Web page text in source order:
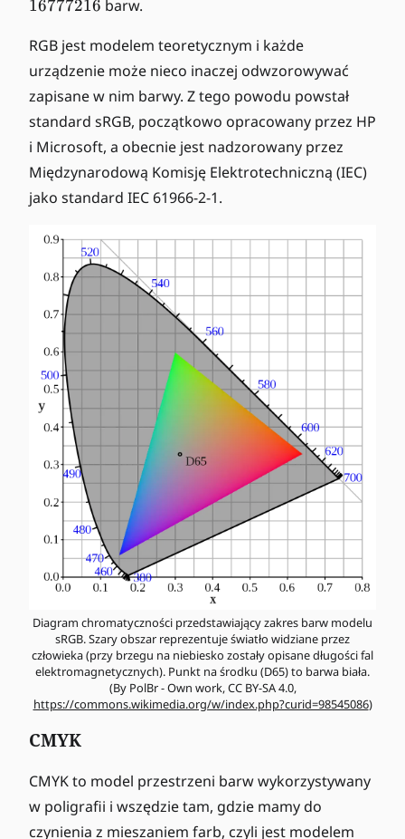
^
=
1
6
7
7
16777216 barw.
RGB jest modelem teoretycznym i każde
urządzenie może nieco inaczej odwzorowywać
zapisane w nim barwy. Z tego powodu powstał
standard sRGB, początkowo opracowany przez HP
i Microsoft, a obecnie jest nadzorowany przez
Międzynarodową Komisję Elektrotechniczną (IEC)
jako standard IEC 61966-2-1.
Diagram chromatyczności przedstawiający zakres barw modelu
sRGB. Szary obszar reprezentuje światło widziane przez
człowieka (przy brzegu na niebiesko zostały opisane długości fal
elektromagnetycznych). Punkt na środku (D65) to barwa biała.
(By PolBr - Own work, CC BY-SA 4.0,
https://commons.wikimedia.org/w/index.php?curid=98545086)
CMYK
CMYK to model przestrzeni barw wykorzystywany
w poligrafii i wszędzie tam, gdzie mamy do
czynienia z mieszaniem farb, czyli jest modelem